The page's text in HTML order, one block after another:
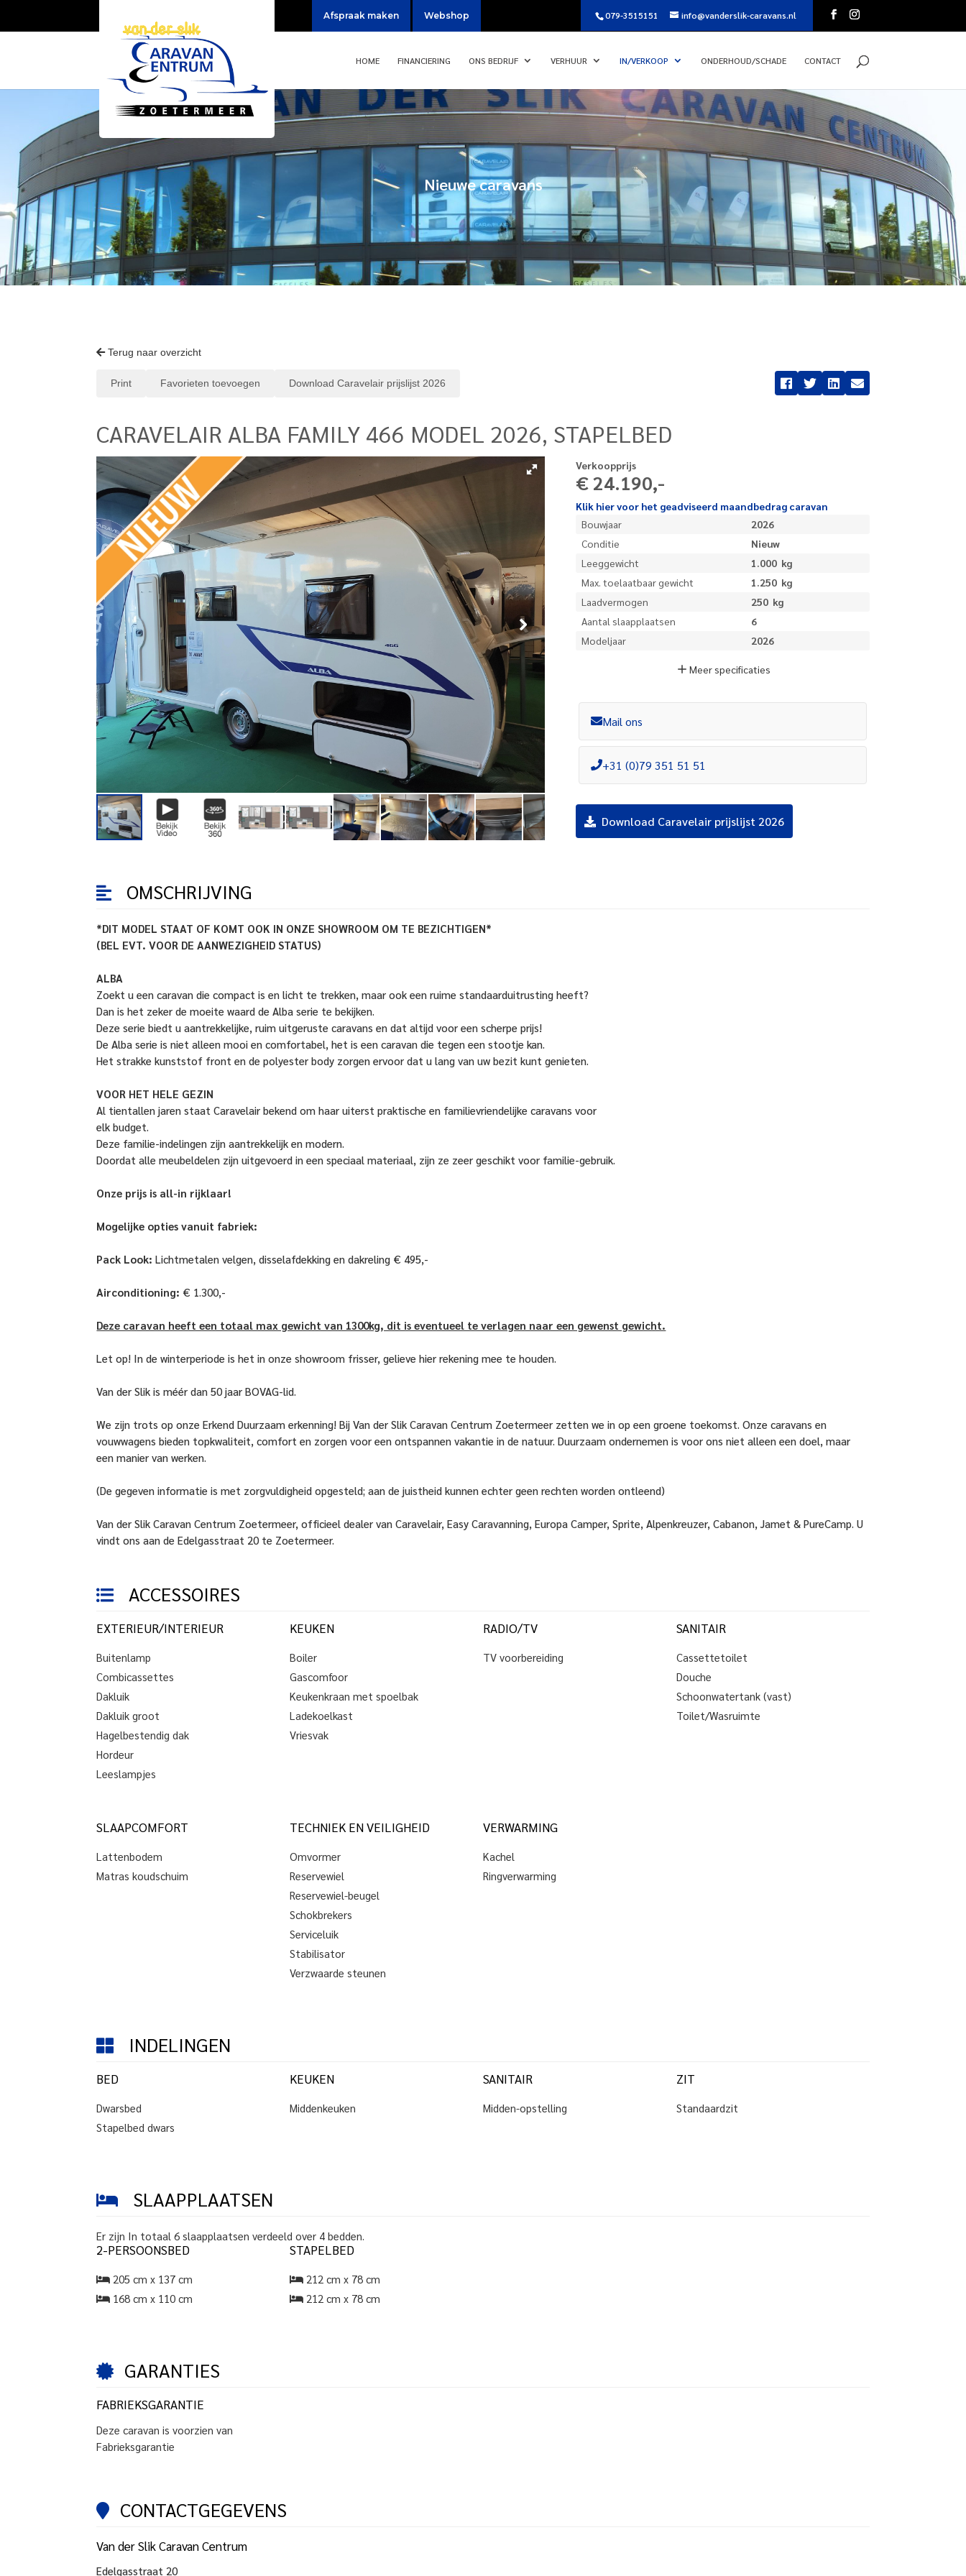
Afspraak maken Webshop 079-3515151 info@vanderslik-caravans.nl
HOME FINANCIERING ONS BEDRIJF VERHUUR IN/VERKOOP ONDERHOUD/SCHADE CONTACT
Nieuwe caravans
Terug naar overzicht
Print Favorieten toevoegen Download Caravelair prijslijst 2026
CARAVELAIR ALBA FAMILY 466 MODEL 2026, STAPELBED
Verkoopprijs
€ 24.190,-
Klik hier voor het geadviseerd maandbedrag caravan
Bouwjaar
2026
Conditie
Nieuw
Leeggewicht
1.000kg
Max. toelaatbaar gewicht
1.250kg
Laadvermogen
250kg
Aantal slaapplaatsen
6
Modeljaar
2026
Meerspecificaties
Mail ons
+31 (0)79 351 51 51
Download Caravelair prijslijst 2026
OMSCHRIJVING
*DIT MODEL STAAT OF KOMT OOK IN ONZE SHOWROOM OM TE BEZICHTIGEN*
(BEL EVT. VOOR DE AANWEZIGHEID STATUS)
ALBA
Zoekt u een caravan die compact is en licht te trekken, maar ook een ruime standaarduitrusting heeft?
Dan is het zeker de moeite waard de Alba serie te bekijken.
Deze serie biedt u aantrekkelijke, ruim uitgeruste caravans en dat altijd voor een scherpe prijs!
De Alba serie is niet alleen mooi en comfortabel, het is een caravan die tegen een stootje kan.
Het strakke kunststof front en de polyester body zorgen ervoor dat u lang van uw bezit kunt genieten.
VOOR HET HELE GEZIN
Al tientallen jaren staat Caravelair bekend om haar uiterst praktische en familievriendelijke caravans voor
elk budget.
Deze familie-indelingen zijn aantrekkelijk en modern.
Doordat alle meubeldelen zijn uitgevoerd in een speciaal materiaal, zijn ze zeer geschikt voor familie-gebruik.
Onze prijs is all-in rijklaar!
Mogelijke opties vanuit fabriek:
Pack Look: Lichtmetalen velgen, disselafdekking en dakreling € 495,-
Airconditioning: € 1.300,-
Deze caravan heeft een totaal max gewicht van 1300kg, dit is eventueel te verlagen naar een gewenst gewicht.
Let op! In de winterperiode is het in onze showroom frisser, gelieve hier rekening mee te houden.
Van der Slik is méér dan 50 jaar BOVAG-lid.
We zijn trots op onze Erkend Duurzaam erkenning! Bij Van der Slik Caravan Centrum Zoetermeer zetten we in op een groene toekomst. Onze caravans en
vouwwagens bieden topkwaliteit, comfort en zorgen voor een ontspannen vakantie in de natuur. Duurzaam ondernemen is voor ons niet alleen een doel, maar
een manier van werken.
(De gegeven informatie is met zorgvuldigheid opgesteld; aan de juistheid kunnen echter geen rechten worden ontleend)
Van der Slik Caravan Centrum Zoetermeer, officieel dealer van Caravelair, Easy Caravanning, Europa Camper, Sprite, Alpenkreuzer, Cabanon, Jamet & PureCamp. U
vindt ons aan de Edelgasstraat 20 te Zoetermeer.
ACCESSOIRES
EXTERIEUR/INTERIEUR
Buitenlamp
Combicassettes
Dakluik
Dakluik groot
Hagelbestendig dak
Hordeur
Leeslampjes
KEUKEN
Boiler
Gascomfoor
Keukenkraan met spoelbak
Ladekoelkast
Vriesvak
RADIO/TV
TV voorbereiding
SANITAIR
Cassettetoilet
Douche
Schoonwatertank (vast)
Toilet/Wasruimte
SLAAPCOMFORT
Lattenbodem
Matras koudschuim
TECHNIEK EN VEILIGHEID
Omvormer
Reservewiel
Reservewiel-beugel
Schokbrekers
Serviceluik
Stabilisator
Verzwaarde steunen
VERWARMING
Kachel
Ringverwarming
INDELINGEN
BED
Dwarsbed
Stapelbed dwars
KEUKEN
Middenkeuken
SANITAIR
Midden-opstelling
ZIT
Standaardzit
SLAAPPLAATSEN
Er zijn In totaal 6slaapplaatsen verdeeld over 4bedden.
2-PERSOONSBED
205 cm x 137 cm
168 cm x 110 cm
STAPELBED
212 cm x 78 cm
212 cm x 78 cm
GARANTIES
FABRIEKSGARANTIE
Deze caravanis voorzien van
Fabrieksgarantie
CONTACTGEGEVENS
Van der Slik Caravan Centrum
Edelgasstraat 20